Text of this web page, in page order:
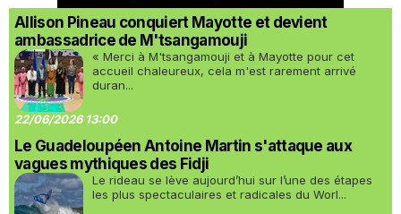
Allison Pineau conquiert Mayotte et devient
ambassadrice de M'tsangamouji
« Merci à M'tsangamouji et à Mayotte pour cet
accueil chaleureux, cela m'est rarement arrivé
duran...
22/06/2026 13:00
Le Guadeloupéen Antoine Martin s'attaque aux
vagues mythiques des Fidji
Le rideau se lève aujourd’hui sur l’une des étapes
les plus spectaculaires et radicales du Worl...